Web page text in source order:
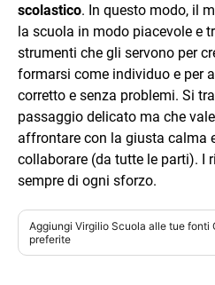
scolastico. In questo modo, il
la scuola in modo piacevole e
strumenti che gli servono per
formarsi come individuo e per
corretto e senza problemi. Si
passaggio delicato ma che
affrontare con la giusta calma
collaborare (da tutte le parti). I
sempre di ogni sforzo.
Aggiungi Virgilio Scuola alle tue fonti
preferite